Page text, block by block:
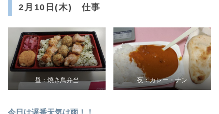
2月10日(木) 仕事
昼：焼き鳥弁当 夜：カレー・ナン
今日は遅番天気は雨！！